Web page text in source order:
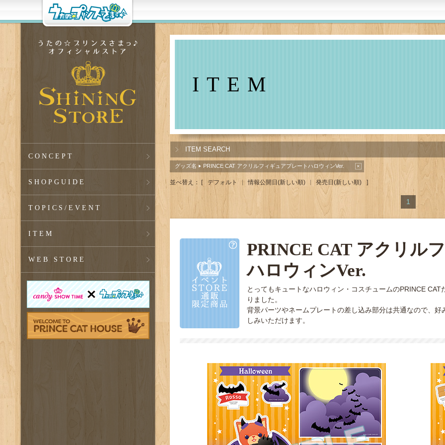
CONCEPT
SHOPGUIDE
TOPICS /EVENT
ITEM
WEB STORE
ITEM
ITEM SEARCH
グッズ名 ▶ PRINCE CAT アクリルフィギュアプレート ハロウィンVer. ×
並べ替え： [ デフォルト 情報公開日 (新しい順) 発売日(新しい順) ]
1
PRINCE CAT アクリル
ハロウィンVer.
とってもキュートなハロウィン・コスチュームのPRINCE
りました。
背景パーツやネームプレートの差し込み部分は共通なので、
しみいただけます。